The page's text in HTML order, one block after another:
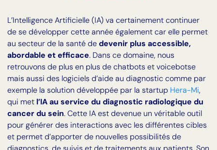
L’Intelligence Artificielle (IA) va certainement continuer
de se développer cette année également car elle permet
au secteur de la santé dedevenir plus accessible,
abordable et efficace. Dans ce domaine, nous
retrouvons de plus en plus de chatbots et voicebotse
mais aussi des logiciels d’aide au diagnostic comme par
exemple la solution développée par la startup Hera-Mi,
qui met l’IA au service du diagnostic radiologique du
cancer du sein. Cette IA est devenue un véritable outil
pour générer des interactions avec les différentes cibles
et permet d’apporter de nouvelles possibilités de